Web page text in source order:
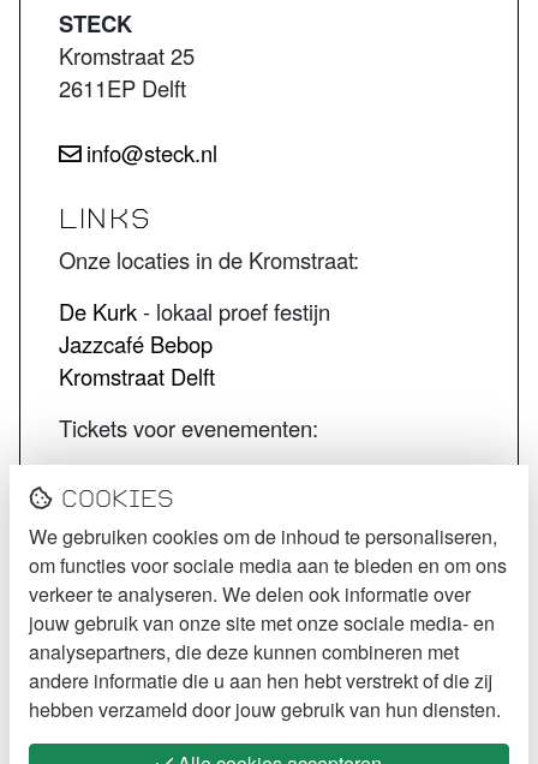
STECK
Kromstraat 25
2611EP Delft
info@steck.nl
LINKS
Onze locaties in de Kromstraat:
De Kurk- lokaal proef festijn
Jazzcafé Bebop
Kromstraat Delft
Tickets voor evenementen:
De Kurk tickets
Jazzcafé Bebop tickets
VOLG STECK
Instagram
Facebook
Cookies
We gebruiken cookies om de inhoud te personaliseren,
om functies voor sociale media aan te bieden en om ons
verkeer te analyseren. We delen ook informatie over
jouw gebruik van onze site met onze sociale media- en
analysepartners, die deze kunnen combineren met
andere informatie die u aan hen hebt verstrekt of die zij
hebben verzameld door jouw gebruik van hun diensten.